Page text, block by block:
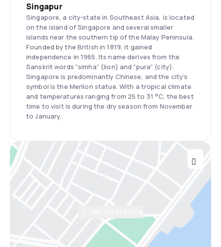
Singapur
Singapore, a city-state in Southeast Asia, is located
on the island of Singapore and several smaller
islands near the southern tip of the Malay Peninsula.
Founded by the British in 1819, it gained
independence in 1965. Its name derives from the
Sanskrit words "simha" (lion) and "pura" (city).
Singapore is predominantly Chinese, and the city's
symbol is the Merlion statue. With a tropical climate
and temperatures ranging from 25 to 31 °C, the best
time to visit is during the dry season from November
to January.